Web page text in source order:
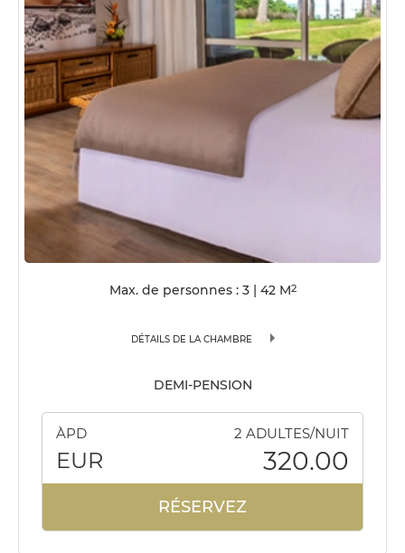
Max. de personnes : 3 | 42M2
DÉTAILS DE LA CHAMBRE
DEMI-PENSION
ÀPD 2 ADULTES/NUIT
EUR 320.00
RÉSERVEZ